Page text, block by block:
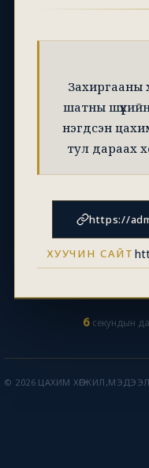
Захиргааны
шатны
нэгдсэн
тул дараах
https://
ХУУЧИН САЙТ
6 секундын
© 2026 ЦАХИМ